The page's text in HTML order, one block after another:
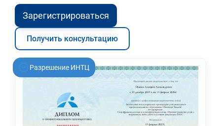
Зарегистрироваться
Получить консультацию
Разрешение ИНТЦ